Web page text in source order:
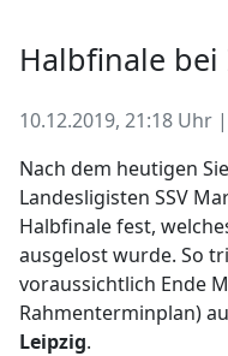
Halbfinale
10.12.2019, 21:18 Uhr
Nach dem heutigen
Landesligisten SSV
Halbfinale fest,
ausgelost wurde. So
voraussichtlich Ende
Rahmenterminplan)
Leipzig.